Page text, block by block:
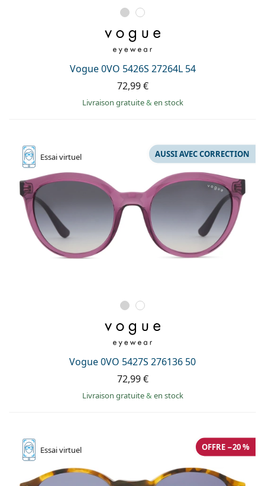
Vogue 0VO 5426S 27264L 54
72,99 €
Livraison gratuite& en stock
Essaivirtuel
Vogue 0VO 5427S 276136 50
AUSSI AVEC CORRECTION
72,99 €
Livraison gratuite& en stock
Essaivirtuel OFFRE −20 %